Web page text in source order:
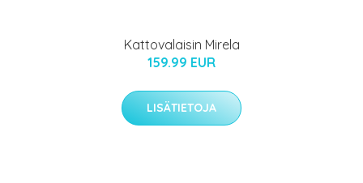
Kattovalaisin Mirela
159.99 EUR
LISÄTIETOJA